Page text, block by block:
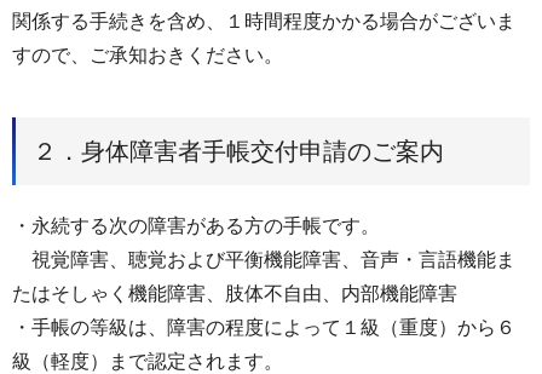
関係する手続きを含め、１時間程度かかる場合がございま
すので、ご承知おきください。
２．身体障害者手帳交付申請のご案内
・永続する次の障害がある方の手帳です。
視覚障害、聴覚および平衡機能障害、音声・言語機能ま
たはそしゃく機能障害、肢体不自由、内部機能障害
・手帳の等級は、障害の程度によって１級（重度）から６
級（軽度）まで認定されます。